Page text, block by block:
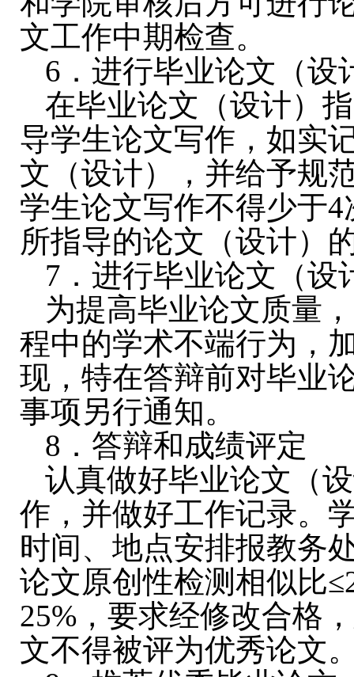
文工作中期检查。
6 ．进行毕业论文（设
在毕业论文（设计）
导学生论文写作，如实
文（设计），并给予规
学生论文写作不得少于4
所指导的论文（设计）
7 ．进行毕业论文（
为提高毕业论文质量
程中的学术不端行为，
现，特在答辩前对毕业
事项另行通知。
8 ．答辩和成绩评定
认真做好毕业论文（
作，并做好工作记录。
时间、地点安排报教务
论文原创性检测相似比≤
25% ，要求经修改合格
文不得被评为优秀论文